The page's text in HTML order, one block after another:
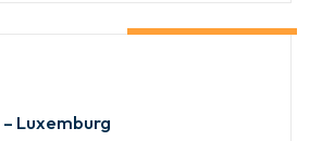
Luxemburg